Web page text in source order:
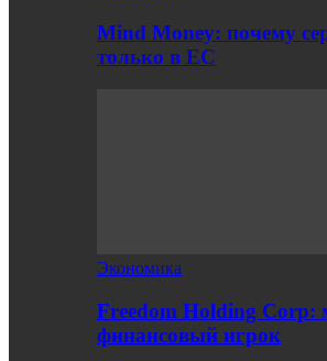
Mind Money: почему
только в ЕС
Экономика
Freedom Holding Corp:
финансовый игрок